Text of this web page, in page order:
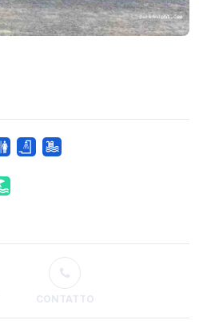
CONTATTO